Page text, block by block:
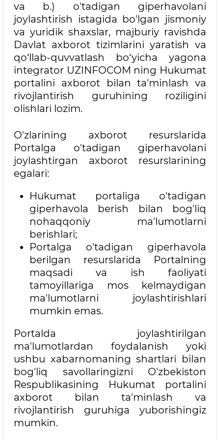
va b.) o'tadigan giperhavolani
joylashtirish istagida bo'lgan jismoniy
va yuridik shaxslar, majburiy ravishda
Davlat axborot tizimlarini yaratish va
qo‘llab-quvvatlash bo‘yicha yagona
integrator UZINFOCOM ning Hukumat
portalini axborot bilan ta'minlash va
rivojlantirish guruhining roziligini
olishlari lozim.
O'zlarining axborot resurslarida
Portalga o'tadigan giperhavolani
joylashtirgan axborot resurslarining
egalari:
Hukumat portaliga o'tadigan
giperhavola berish bilan bog'liq
nohaqqoniy ma'lumotlarni
berishlari;
Portalga o'tadigan giperhavola
berilgan resurslarida Portalning
maqsadi va ish faoliyati
tamoyillariga mos kelmaydigan
ma'lumotlarni joylashtirishlari
mumkin emas.
Portalda joylashtirilgan
ma'lumotlardan foydalanish yoki
ushbu xabarnomaning shartlari bilan
bog'liq savollaringizni O'zbekiston
Respublikasining Hukumat portalini
axborot bilan ta'minlash va
rivojlantirish guruhiga yuborishingiz
mumkin.